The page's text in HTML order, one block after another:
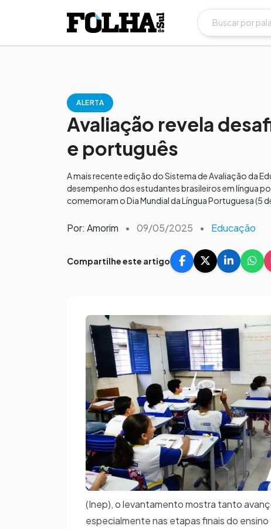
ALERTA
Avaliação revela
e português
A mais recente edição do Sistema de Avaliação da
desempenho dos estudantes brasileiros em língua
comemoram o Dia Mundial da Língua Portuguesa (5
Por: Amorim • 09/05/2025 • Educação
Compartilhe este artigo
(Inep), o levantamento mostra tanto
especialmente nas etapas finais do